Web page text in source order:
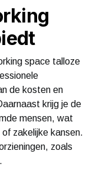
space talloze
de kosten en
krijg je de
mensen, wat
zakelijke kansen.
zoals